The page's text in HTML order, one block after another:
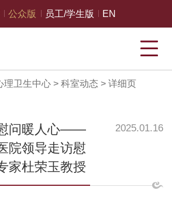
公众版 员工/学生版 EN
理卫生中心> 科室动态 > 详细页
问暖人心——
院领导走访慰
家杜荣玉教授
2025.01.16